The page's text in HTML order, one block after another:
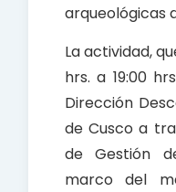
arqueológicas
La actividad,
hrs. a 19:00
Dirección
de Cusco a
de Gestión
marco del